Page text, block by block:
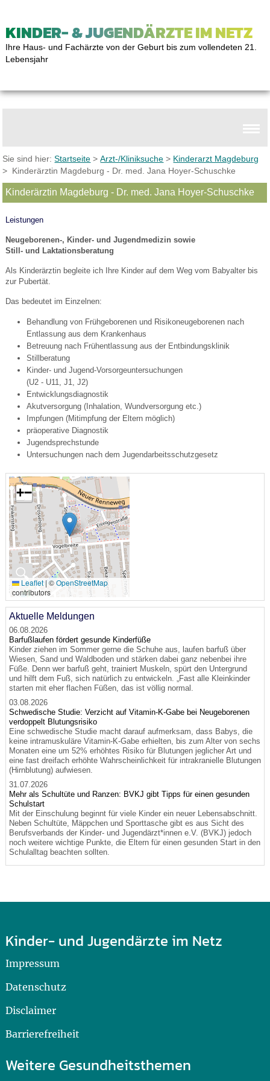
KINDER- & JUGENDÄRZTE IM NETZ
Ihre Haus- und Fachärzte von der Geburt bis zum vollendeten 21.
Lebensjahr
Sie sind hier:Startseite >Arzt-/Kliniksuche > Kinderarzt Magdeburg
> Kinderärztin Magdeburg - Dr. med. Jana Hoyer-Schuschke
Kinderärztin Magdeburg - Dr. med. Jana Hoyer-Schuschke
Leistungen
Neugeborenen-, Kinder- und Jugendmedizin sowie
Still- und Laktationsberatung
Als Kinderärztin begleite ich Ihre Kinder auf dem Weg vom Babyalter bis
zur Pubertät.
Das bedeutet im Einzelnen:
Behandlung von Frühgeborenen und Risikoneugeborenen nach
Entlassung aus dem Krankenhaus
Betreuung nach Frühentlassung aus der Entbindungsklinik
Stillberatung
Kinder- und Jugend-Vorsorgeuntersuchungen
(U2 - U11, J1, J2)
Entwicklungsdiagnostik
Akutversorgung (Inhalation, Wundversorgung etc.)
Impfungen (Mitimpfung der Eltern möglich)
präoperative Diagnostik
Jugendsprechstunde
Untersuchungen nach dem Jugendarbeitsschutzgesetz
🔍
+−
Leaflet |©OpenStreetMap
contributors
Aktuelle Meldungen
06.08.2026
Barfußlaufen fördert gesunde Kinderfüße
Kinder ziehen im Sommer gerne die Schuhe aus, laufen barfuß über
Wiesen, Sand und Waldboden und stärken dabei ganz nebenbei ihre
Füße. Denn wer barfuß geht, trainiert Muskeln, spürt den Untergrund
und hilft dem Fuß, sich natürlich zu entwickeln. „Fast alle Kleinkinder
starten mit eher flachen Füßen, das ist völlig normal.
03.08.2026
Schwedische Studie: Verzicht auf Vitamin-K-Gabe bei Neugeborenen
verdoppelt Blutungsrisiko
Eine schwedische Studie macht darauf aufmerksam, dass Babys, die
keine intramuskuläre Vitamin-K-Gabe erhielten, bis zum Alter von sechs
Monaten eine um 52% erhöhtes Risiko für Blutungen jeglicher Art und
eine fast dreifach erhöhte Wahrscheinlichkeit für intrakranielle Blutungen
(Hirnblutung) aufwiesen.
31.07.2026
Mehr als Schultüte und Ranzen: BVKJ gibt Tipps für einen gesunden
Schulstart
Mit der Einschulung beginnt für viele Kinder ein neuer Lebensabschnitt.
Neben Schultüte, Mäppchen und Sporttasche gibt es aus Sicht des
Berufsverbands der Kinder- und Jugendärzt*innen e.V. (BVKJ) jedoch
noch weitere wichtige Punkte, die Eltern für einen gesunden Start in den
Schulalltag beachten sollten.
Kinder- und Jugendärzte im Netz
Impressum
Datenschutz
Disclaimer
Barrierefreiheit
Weitere Gesundheitsthemen